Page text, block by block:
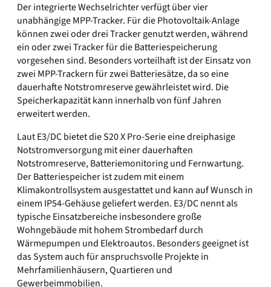
Der integrierte Wechselrichter verfügt über vier
unabhängige MPP-Tracker. Für die Photovoltaik-Anlage
können zwei oder drei Tracker genutzt werden, während
ein oder zwei Tracker für die Batteriespeicherung
vorgesehen sind. Besonders vorteilhaft ist der Einsatz von
zwei MPP-Trackern für zwei Batteriesätze, da so eine
dauerhafte Notstromreserve gewährleistet wird. Die
Speicherkapazität kann innerhalb von fünf Jahren
erweitert werden.
Laut E3/DC bietet die S20 X Pro-Serie eine dreiphasige
Notstromversorgung mit einer dauerhaften
Notstromreserve, Batteriemonitoring und Fernwartung.
Der Batteriespeicher ist zudem mit einem
Klimakontrollsystem ausgestattet und kann auf Wunsch in
einem IP54-Gehäuse geliefert werden. E3/DC nennt als
typische Einsatzbereiche insbesondere große
Wohngebäude mit hohem Strombedarf durch
Wärmepumpen und Elektroautos. Besonders geeignet ist
das System auch für anspruchsvolle Projekte in
Mehrfamilienhäusern, Quartieren und
Gewerbeimmobilien.